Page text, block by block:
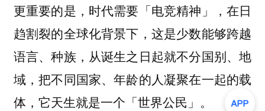
更重要的是，时代需要「电竞精神」，在日
趋割裂的全球化背景下，这是少数能够跨越
语言、种族，从诞生之日起就不分国别、地
域，把不同国家、年龄的人凝聚在一起的载
体，它天生就是一个「世界公民」。